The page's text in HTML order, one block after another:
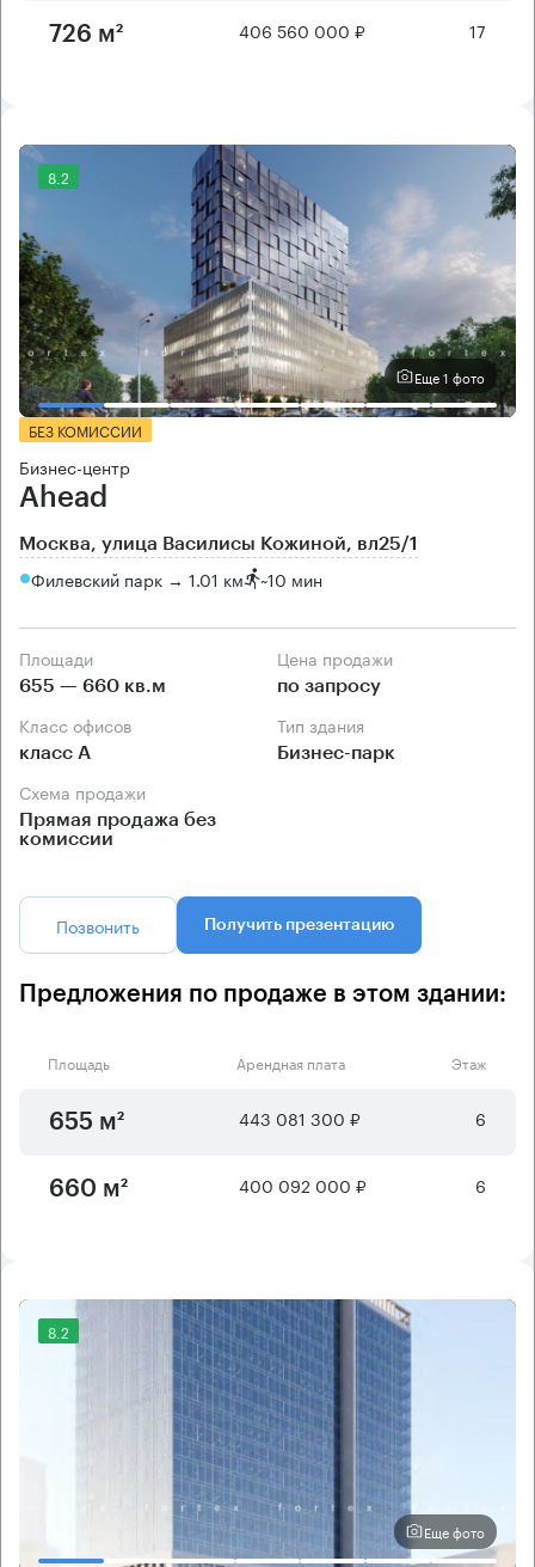
726 м² 406 560 000 ₽ 17
8.2
Еще 1 фото
БЕЗ КОМИССИИ
Бизнес-центр
Ahead
Москва, улица Василисы Кожиной, вл25/1
Филевский парк → 1.01 км ~10 мин
Площади
655 — 660 кв.м
Цена продажи
по запросу
Класс офисов
класс А
Тип здания
Бизнес-парк
Схема продажи
Прямая продажа без
комиссии
Позвонить Получить презентацию
Предложения по продаже в этом здании:
Площадь Арендная плата Этаж
655 м² 443 081 300 ₽ 6
660 м² 400 092 000 ₽ 6
8.2
Еще фото